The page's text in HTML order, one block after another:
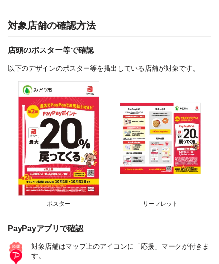
対象店舗の確認方法
店頭のポスター等で確認
以下のデザインのポスター等を掲出している店舗が対象です。
ポスター リーフレット
PayPayアプリで確認
対象店舗はマップ上のアイコンに「応援」マークが付きま
す。